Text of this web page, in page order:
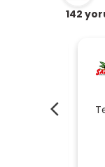
142